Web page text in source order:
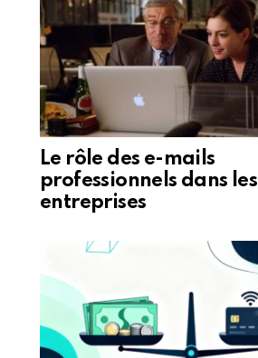
Le rôle des e-mails
professionnels dans les
entreprises